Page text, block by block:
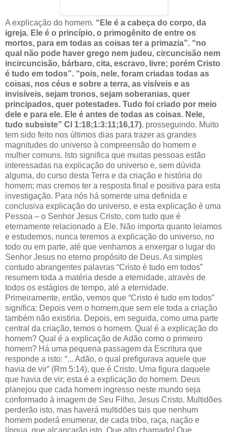
A explicação do homem. “Ele é a cabeça do corpo, da
igreja. Ele é o princípio, o primogênito de entre os
mortos, para em todas as coisas ter a primazia”. “no
qual não pode haver grego nem judeu, circuncisão nem
incircuncisão, bárbaro, cita, escravo, livre; porém Cristo
é tudo em todos”. “pois, nele, foram criadas todas as
coisas, nos céus e sobre a terra, as visíveis e as
invisíveis, sejam tronos, sejam soberanias, quer
principados, quer potestades. Tudo foi criado por meio
dele e para ele. Ele é antes de todas as coisas. Nele,
tudo subsiste” Cl 1:18;1:3:11;16,17). prosseguindo. Muito
tem sido feito nos últimos dias para trazer as grandes
magnitudes do universo à compreensão do homem e
mulher comuns. Isto significa que muitas pessoas estão
interessadas na explicação do universo e, sem dúvida
alguma, do curso desta Terra e da criação e história do
homem; mas cremos ter a resposta final e positiva para esta
investigação. Para nós há somente uma definida e
conclusiva explicação do universo, e esta explicação é uma
Pessoa – o Senhor Jesus Cristo, com tudo que é
eternamente relacionado a Ele. Não importa quanto leiamos
e estudemos, nunca teremos a explicação do universo, no
todo ou em parte, até que venhamos a enxergar o lugar do
Senhor Jesus no eterno propósito de Deus. As simples
contudo abrangentes palavras “Cristo é tudo em todos”
resumem toda a matéria desde a eternidade, através de
todos os estágios de tempo, até a eternidade.
Primeiramente, então, vemos que “Cristo é tudo em todos”
significa: Depois vem o homem,que sem ele toda a criação
também não existiria. Depois, em seguida, como uma parte
central da criação, temos o homem. Qual é a explicação do
homem? Qual é a explicação de Adão como o primeiro
homem? Há uma pequena passagem da Escritura que
responde a isto: “... Adão, o qual prefigurava aquele que
havia de vir” (Rm 5:14), que é Cristo. Uma figura daquele
que havia de vir; esta é a explicação do homem. Deus
planejou que cada homem ingresso neste mundo seja
conformado à imagem de Seu Filho, Jesus Cristo. Multidões
perderão isto, mas haverá multidões tais que nenhum
homem poderá enumerar, de cada tribo, raça, nação e
língua, que alcançarão isto. Que alto chamado! Que